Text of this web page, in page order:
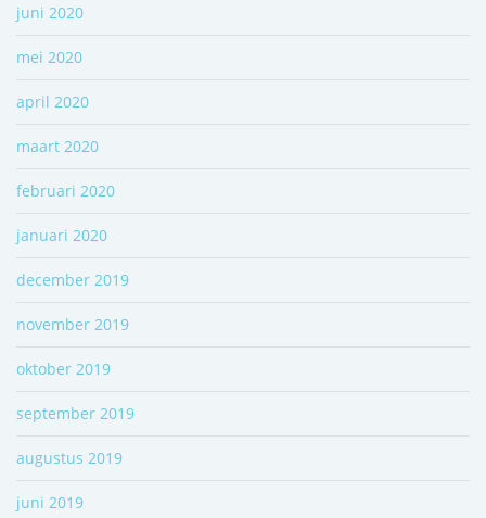
juni 2020
mei 2020
april 2020
maart 2020
februari 2020
januari 2020
december 2019
november 2019
oktober 2019
september 2019
augustus 2019
juni 2019